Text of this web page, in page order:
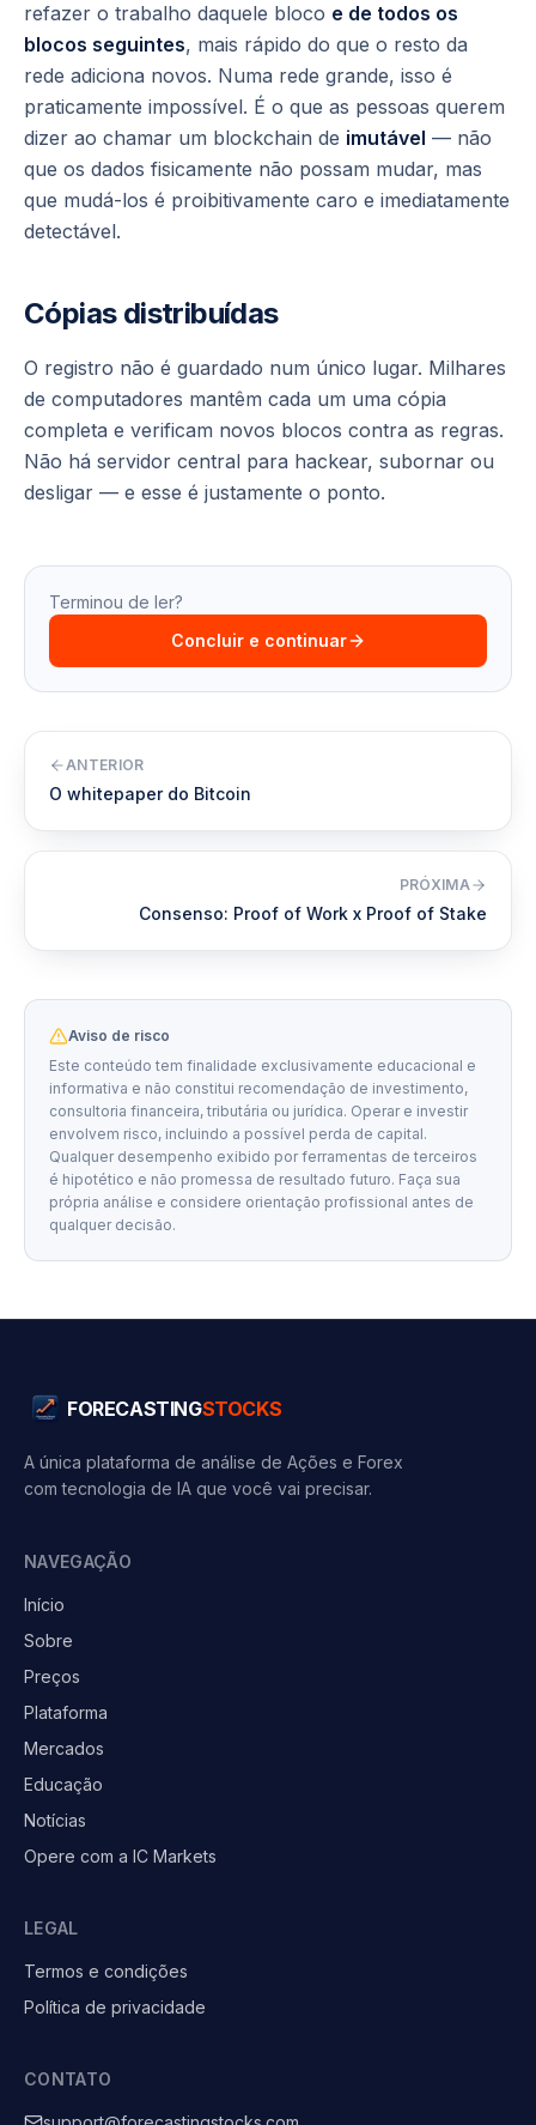
refazer o trabalho daquele bloco e de todos os
blocos seguintes, mais rápido do que o resto da
rede adiciona novos. Numa rede grande, isso é
praticamente impossível. É o que as pessoas querem
dizer ao chamar um blockchain de imutável — não
que os dados fisicamente não possam mudar, mas
que mudá-los é proibitivamente caro e imediatamente
detectável.
Cópias distribuídas
O registro não é guardado num único lugar. Milhares
de computadores mantêm cada um uma cópia
completa e verificam novos blocos contra as regras.
Não há servidor central para hackear, subornar ou
desligar — e esse é justamente o ponto.
Terminou de ler?
Concluir e continuar
ANTERIOR
O whitepaper do Bitcoin
PRÓXIMA
Consenso: Proof of Work x Proof of Stake
Aviso de risco
Este conteúdo tem finalidade exclusivamente educacional e
informativa e não constitui recomendação de investimento,
consultoria financeira, tributária ou jurídica. Operar e investir
envolvem risco, incluindo a possível perda de capital.
Qualquer desempenho exibido por ferramentas de terceiros
é hipotético e não promessa de resultado futuro. Faça sua
própria análise e considere orientação profissional antes de
qualquer decisão.
FORECASTINGSTOCKS
A única plataforma de análise de Ações e Forex
com tecnologia de IA que você vai precisar.
NAVEGAÇÃO
Início
Sobre
Preços
Plataforma
Mercados
Educação
Notícias
Opere com a IC Markets
LEGAL
Termos e condições
Política de privacidade
CONTATO